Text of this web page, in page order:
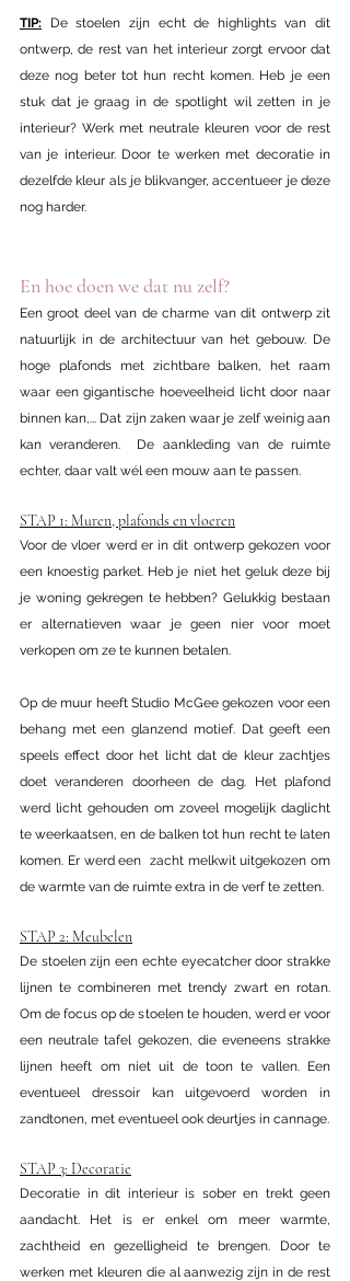
TIP: De stoelen zijn echt de highlights van dit
ontwerp, de rest van het interieur zorgt ervoor dat
deze nog beter tot hun recht komen. Heb je een
stuk dat je graag in de spotlight wil zetten in je
interieur? Werk met neutrale kleuren voor de rest
van je interieur. Door te werken met decoratie in
dezelfde kleur als je blikvanger, accentueer je deze
nog harder.
En hoe doen we dat nu zelf?
Een groot deel van de charme van dit ontwerp zit
natuurlijk in de architectuur van het gebouw. De
hoge plafonds met zichtbare balken, het raam
waar een gigantische hoeveelheid licht door naar
binnen kan,... Dat zijn zaken waar je zelf weinig aan
kan veranderen.  De aankleding van de ruimte
echter, daar valt wél een mouw aan te passen.
STAP 1: Muren, plafonds en vloeren
Voor de vloer werd er in dit ontwerp gekozen voor
een knoestig parket. Heb je niet het geluk deze bij
je woning gekregen te hebben? Gelukkig bestaan
er alternatieven waar je geen nier voor moet
verkopen om ze te kunnen betalen.
Op de muur heeft Studio McGee gekozen voor een
behang met een glanzend motief. Dat geeft een
speels effect door het licht dat de kleur zachtjes
doet veranderen doorheen de dag. Het plafond
werd licht gehouden om zoveel mogelijk daglicht
te weerkaatsen, en de balken tot hun recht te laten
komen. Er werd een  zacht melkwit uitgekozen om
de warmte van de ruimte extra in de verf te zetten.
STAP 2: Meubelen
De stoelen zijn een echte eyecatcher door strakke
lijnen te combineren met trendy zwart en rotan.
Om de focus op de stoelen te houden, werd er voor
een neutrale tafel gekozen, die eveneens strakke
lijnen heeft om niet uit de toon te vallen. Een
eventueel dressoir kan uitgevoerd worden in
zandtonen, met eventueel ook deurtjes in cannage.
STAP 3: Decoratie
Decoratie in dit interieur is sober en trekt geen
aandacht. Het is er enkel om meer warmte,
zachtheid en gezelligheid te brengen. Door te
werken met kleuren die al aanwezig zijn in de rest